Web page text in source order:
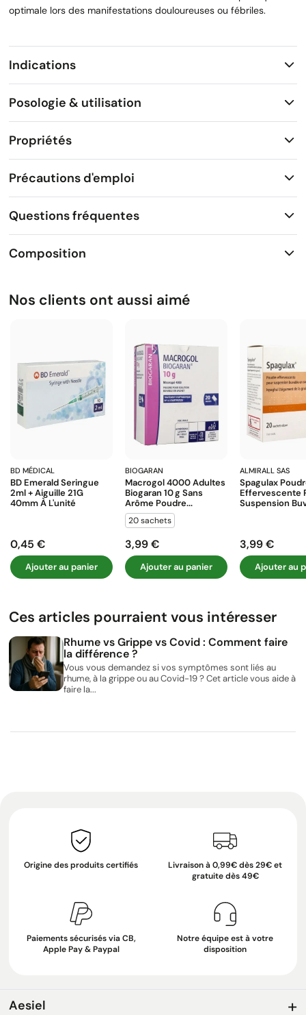
optimale lors des manifestations douloureuses ou fébriles.
Indications
Posologie & utilisation
Propriétés
Précautions d'emploi
Questions fréquentes
Composition
Nos clients ont aussi aimé
BD MÉDICAL
BD Emerald Seringue
2ml + Aiguille 21G
40mm À L'unité
Prix
0,45 €
Ajouter au panier
BIOGARAN
Macrogol 4000 Adultes
Biogaran 10 G Sans
Arôme Poudre...
20 sachets
Prix
3,99 €
Ajouter au panier
ALMIRALL SAS
Spagulax
Effervescente
Suspension
Prix
3,99 €
Ajouter au
Ces articles pourraient vous intéresser
Rhume vs Grippe vs Covid : Comment faire
la différence ?
Vous vous demandez si vos symptômes sont liés au
rhume, à la grippe ou au Covid-19 ? Cet article vous aide à
faire la...
Origine des produits certifiés
Livraison à 0,99€ dès 29€ et
gratuite dès 49€
Paiements sécurisés via CB,
Apple Pay & Paypal
Notre équipe est à votre
disposition
Aesiel